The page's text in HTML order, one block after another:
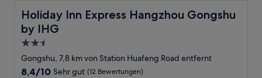
Holiday Inn Express Hangzhou Gongshu
by IHG
Holiday Inn Express Hangzhou Gongshu by IHG
2.5-
Sterne-
Unterkunft
Gongshu, 7,8 km von Station Huafeng Road entfernt
8.4
8,4/10 Sehr gut (12 Bewertungen)